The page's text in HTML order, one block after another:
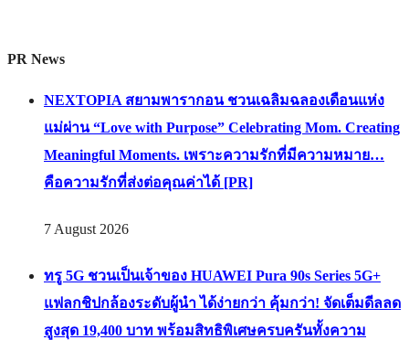
PR News
NEXTOPIA สยามพารากอน ชวนเฉลิมฉลองเดือนแห่ง
แม่ผ่าน “Love with Purpose” Celebrating Mom. Creating
Meaningful Moments. เพราะความรักที่มีความหมาย…
คือความรักที่ส่งต่อคุณค่าได้ [PR]
7 August 2026
ทรู 5G ชวนเป็นเจ้าของ HUAWEI Pura 90s Series 5G+
แฟลกชิปกล้องระดับผู้นำ ได้ง่ายกว่า คุ้มกว่า! จัดเต็มดีลลด
สูงสุด 19,400 บาท พร้อมสิทธิพิเศษครบครันทั้งความ